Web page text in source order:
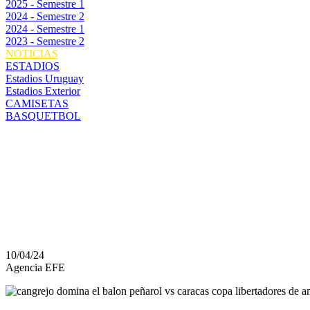
2025 - Semestre 1
2024 - Semestre 2
2024 - Semestre 1
2023 - Semestre 2
NOTICIAS
ESTADIOS
Estadios Uruguay
Estadios Exterior
CAMISETAS
BASQUETBOL
10/04/24
Agencia EFE